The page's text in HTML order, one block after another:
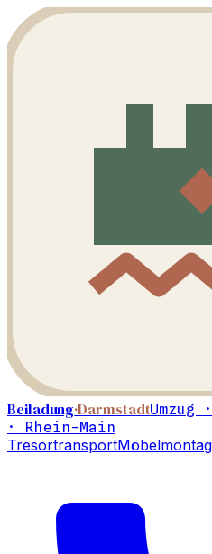
Beiladung·Darmstadt
· Rhein-Main
Tresortransport